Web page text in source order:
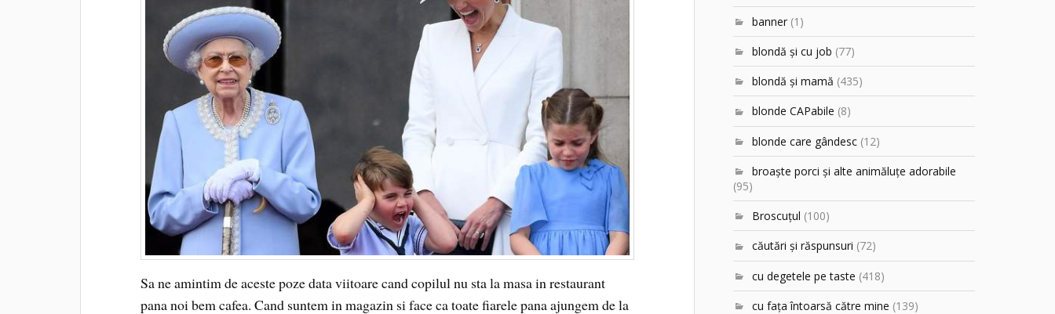
Sa ne amintim de aceste poze data viitoare cand copilul nu sta la masa in restaurant
pana noi bem cafea. Cand suntem in magazin si face ca toate fiarele pana ajungem de la
banner (1)
blondă şi cu job (77)
blondă şi mamă (435)
blonde CAPabile (8)
blonde care gândesc (12)
broaşte porci şi alte animăluţe adorabile
(95)
Broscuțul (100)
căutări şi răspunsuri (72)
cu degetele pe taste (418)
cu faţa întoarsă către mine (139)